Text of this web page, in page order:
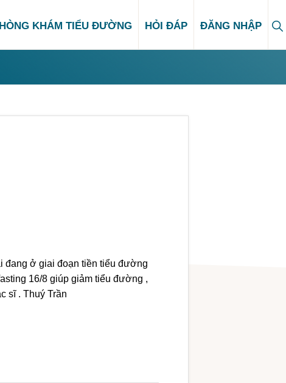
KHÁM TIỂU ĐƯỜNG HỎI ĐÁP ĐĂNG NHẬP
đang ở giai đoạn tiền tiểu đường
16/8 giúp giảm tiểu đường ,
sĩ . Thuý Trần